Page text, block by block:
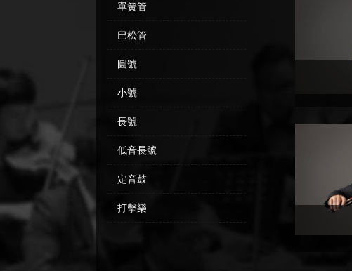
單簧管
巴松管
圓號
小號
長號
低音長號
定音鼓
打擊樂